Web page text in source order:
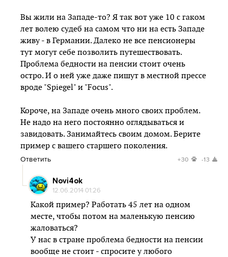
Вы жили на Западе-то? Я так вот уже 10 с гаком
лет волею судеб на самом что ни на есть Западе
живу - в Германии. Далеко не все пенсионеры
тут могут себе позволить путешествовать.
Проблема бедности на пенсии стоит очень
остро. И о ней уже даже пишут в местной прессе
вроде "Spiegel" и "Focus".
Короче, на Западе очень много своих проблем.
Не надо на него постоянно оглядываться и
завидовать. Занимайтесь своим домом. Берите
пример с вашего старшего поколения.
Ответить +30 -13
Novi4ok
12.06.2014 01:26
Какой пример? Работать 45 лет на одном
месте, чтобы потом на маленькую пенсию
жаловаться?
У нас в стране проблема бедности на пенсии
вообще не стоит - спросите у любого